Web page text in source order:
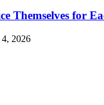
Themselves for
2026